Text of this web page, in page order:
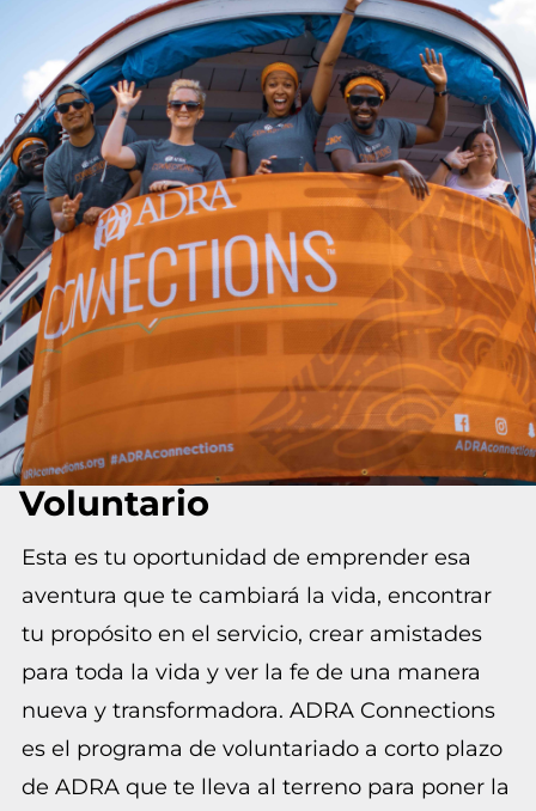
Voluntario
Esta es tu oportunidad de emprender esa
aventura que te cambiará la vida, encontrar
tu propósito en el servicio, crear amistades
para toda la vida y ver la fe de una manera
nueva y transformadora. ADRA Connections
es el programa de voluntariado a corto plazo
de ADRA que te lleva al terreno para poner la